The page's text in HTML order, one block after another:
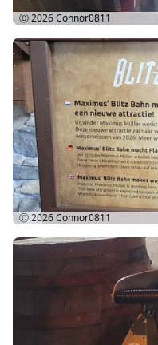
Ⓒ 2026Connor0811
Ⓒ 2026Connor0811